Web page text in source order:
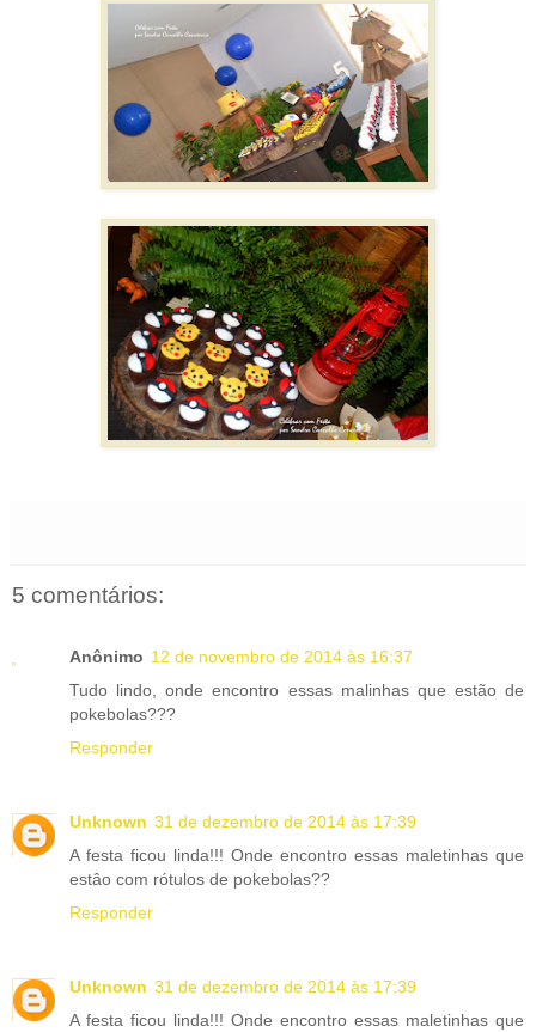
5 comentários:
Anônimo 12 de novembro de 2014 às 16:37
Tudo lindo, onde encontro essas malinhas que estão de
pokebolas???
Responder
Unknown 31 de dezembro de 2014 às 17:39
A festa ficou linda!!! Onde encontro essas maletinhas que
estâo com rótulos de pokebolas??
Responder
Unknown 31 de dezembro de 2014 às 17:39
A festa ficou linda!!! Onde encontro essas maletinhas que